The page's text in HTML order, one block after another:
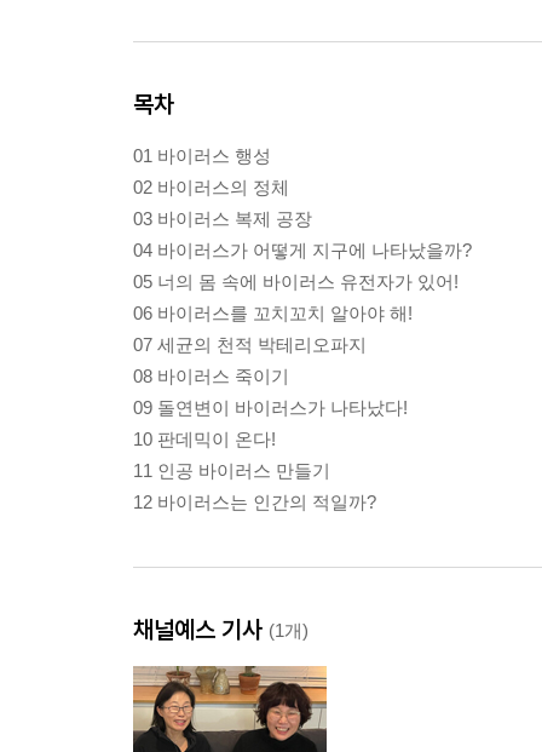
목차
01 바이러스 행성
02 바이러스의 정체
03 바이러스 복제 공장
04 바이러스가 어떻게 지구에 나타났을까?
05 너의 몸 속에 바이러스 유전자가 있어!
06 바이러스를 꼬치꼬치 알아야 해!
07 세균의 천적 박테리오파지
08 바이러스 죽이기
09 돌연변이 바이러스가 나타났다!
10 판데믹이 온다!
11 인공 바이러스 만들기
12 바이러스는 인간의 적일까?
채널예스 기사 (1개)